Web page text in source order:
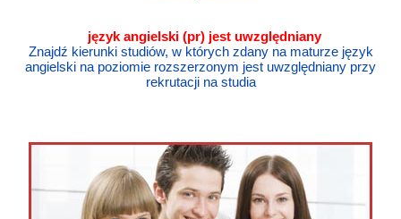
język angielski (pr) jest uwzględniany
Znajdź kierunki studiów, w których zdany na maturze język
angielski na poziomie rozszerzonym jest uwzględniany przy
rekrutacji na studia